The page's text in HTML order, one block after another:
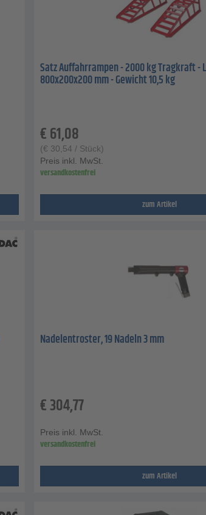
Satz Auffahrrampen - 2000 kg Tragkraft -
800x200x200 mm - Gewicht 10,5 kg
€61,08
(€ 30,54 / Stück)
Preis inkl. MwSt.
versandkostenfrei
zum Artikel
Nadelentroster, 19 Nadeln 3 mm
€304,77
Preis inkl. MwSt.
versandkostenfrei
zum Artikel